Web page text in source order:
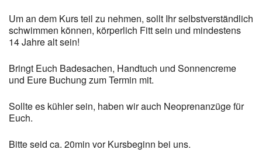
Um an dem Kurs teil zu nehmen, sollt Ihr selbstverständlich
schwimmen können, körperlich Fitt sein und mindestens
14 Jahre alt sein!
Bringt Euch Badesachen, Handtuch und Sonnencreme
und Eure Buchung zum Termin mit.
Sollte es kühler sein, haben wir auch Neoprenanzüge für
Euch.
Bitte seid ca. 20min vor Kursbeginn bei uns.